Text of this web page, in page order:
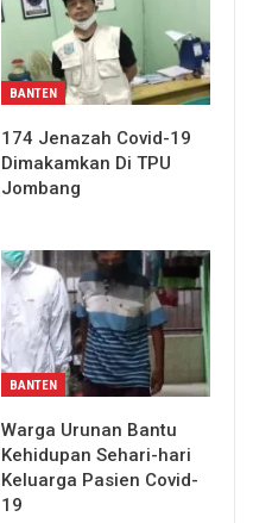
BANTEN
174 Jenazah Covid-19
Dimakamkan Di TPU
Jombang
BANTEN
Warga Urunan Bantu
Kehidupan Sehari-hari
Keluarga Pasien Covid-
19